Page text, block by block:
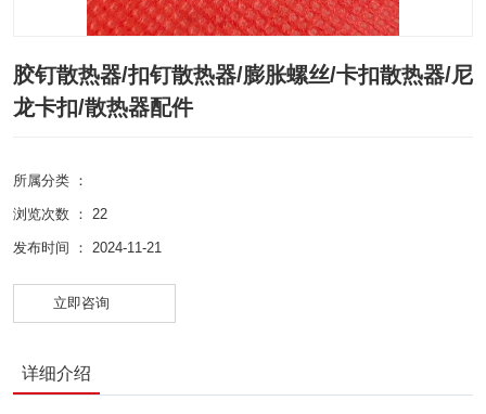
胶钉散热器/扣钉散热器/膨胀螺丝/卡扣散热器/尼
龙卡扣/散热器配件
所属分类 ：
浏览次数 ： 22
发布时间 ： 2024-11-21
立即咨询
详细介绍